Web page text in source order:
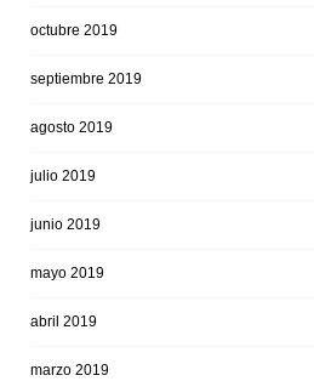
octubre 2019
septiembre 2019
agosto 2019
julio 2019
junio 2019
mayo 2019
abril 2019
marzo 2019